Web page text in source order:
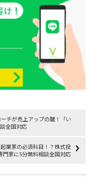
チが売上アップの鍵！「い
全国対応
業家の必須科目！？株式投
門家に5分無料相談全国対応